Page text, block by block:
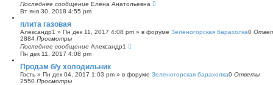
Последнее сообщение Елена Анатольевна
Вт янв 30, 2018 4:55 pm
плита газовая
Александр1 » Пн дек 11, 2017 4:08 pm » в форуме Зеленогорская барахолка0
2884 Просмотры
Последнее сообщение Александр1
Пн дек 11, 2017 4:08 pm
Продам б/у холодильник
Гость » Пн дек 04, 2017 1:03 pm » в форуме Зеленогорская барахолка0 Ответы
2550 Просмотры